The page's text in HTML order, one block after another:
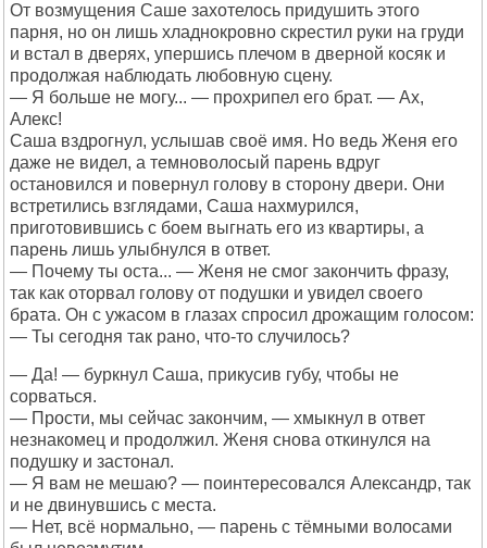
От возмущения Саше захотелось придушить этого
парня, но он лишь хладнокровно скрестил руки на груди
и встал в дверях, упершись плечом в дверной косяк и
продолжая наблюдать любовную сцену.
— Я больше не могу... — прохрипел его брат. — Ах,
Алекс!
Саша вздрогнул, услышав своё имя. Но ведь Женя его
даже не видел, а темноволосый парень вдруг
остановился и повернул голову в сторону двери. Они
встретились взглядами, Саша нахмурился,
приготовившись с боем выгнать его из квартиры, а
парень лишь улыбнулся в ответ.
— Почему ты оста... — Женя не смог закончить фразу,
так как оторвал голову от подушки и увидел своего
брата. Он с ужасом в глазах спросил дрожащим голосом:
— Ты сегодня так рано, что-то случилось?
— Да! — буркнул Саша, прикусив губу, чтобы не
сорваться.
— Прости, мы сейчас закончим, — хмыкнул в ответ
незнакомец и продолжил. Женя снова откинулся на
подушку и застонал.
— Я вам не мешаю? — поинтересовался Александр, так
и не двинувшись с места.
— Нет, всё нормально, — парень с тёмными волосами